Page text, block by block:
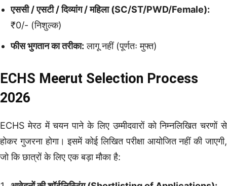
एससी / एसटी / दिव्यांग / महिला (SC/ST/PWD/Female):
₹0/- (निशुल्क)
फीस भुगतान का तरीका: लागू नहीं (पूर्णतः मुफ्त)
ECHS Meerut Selection Process
2026
ECHS मेरठ में चयन पाने के लिए उम्मीदवारों को निम्नलिखित चरणों से
होकर गुजरना होगा। इसमें कोई लिखित परीक्षा आयोजित नहीं की जाएगी,
जो कि छात्रों के लिए एक बड़ा मौका है: